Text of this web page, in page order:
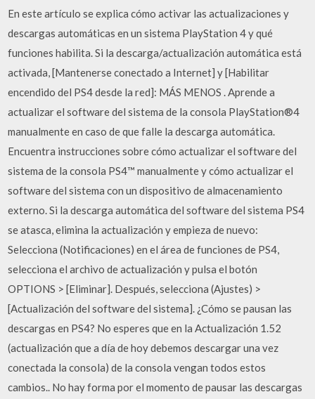
En este artículo se explica cómo activar las actualizaciones y
descargas automáticas en un sistema PlayStation 4 y qué
funciones habilita. Si la descarga/actualización automática está
activada, [Mantenerse conectado a Internet] y [Habilitar
encendido del PS4 desde la red]: MÁS MENOS . Aprende a
actualizar el software del sistema de la consola PlayStation®4
manualmente en caso de que falle la descarga automática.
Encuentra instrucciones sobre cómo actualizar el software del
sistema de la consola PS4™ manualmente y cómo actualizar el
software del sistema con un dispositivo de almacenamiento
externo. Si la descarga automática del software del sistema PS4
se atasca, elimina la actualización y empieza de nuevo:
Selecciona (Notificaciones) en el área de funciones de PS4,
selecciona el archivo de actualización y pulsa el botón
OPTIONS > [Eliminar]. Después, selecciona (Ajustes) >
[Actualización del software del sistema]. ¿Cómo se pausan las
descargas en PS4? No esperes que en la Actualización 1.52
(actualización que a día de hoy debemos descargar una vez
conectada la consola) de la consola vengan todos estos
cambios.. No hay forma por el momento de pausar las descargas